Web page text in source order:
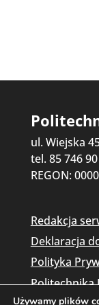
ul. Wiejska
tel. 85 746
REGON:
Redakcja
Deklaracja
Polityka
Politechnika
Używamy plików